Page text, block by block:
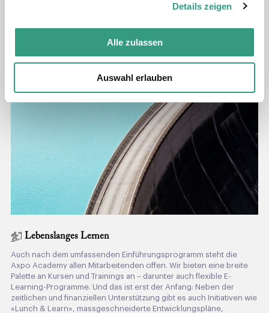
Details zeigen
Alle zulassen
Auswahl erlauben
Lebenslanges Lernen
Auch nach dem umfassenden Einführungsprogramm steht die
Axpo Academy allen Mitarbeitenden offen. Wir bieten eine breite
Palette an Kursen und Trainings an – darunter auch flexible E-
Learning-Programme. Und das ist erst der Anfang: Neben der
zeitlichen und finanziellen Unterstützung gibt es auch Initiativen wie
«Lunch & Learn», massgeschneiderte Entwicklungspläne,